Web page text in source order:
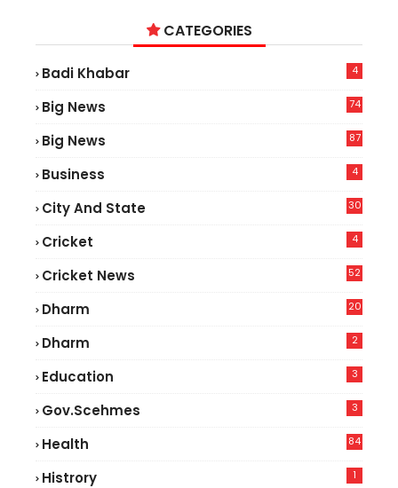
CATEGORIES
Badi Khabar 4
Big News
74
Big News
87
Business 4
City And State 30
Cricket 4
Cricket News
52
Dharm 20
Dharm 2
Education 3
Gov.scehmes 3
Health
84
Histrory 1